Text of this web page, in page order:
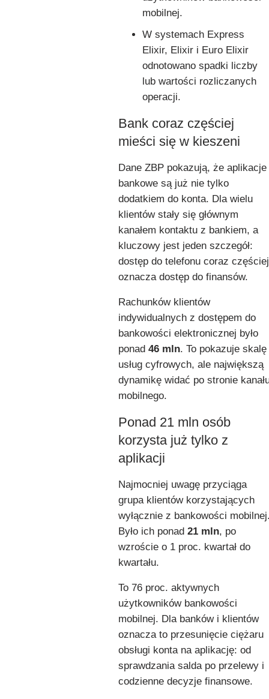
mobilnej.
W systemach Express
Elixir, Elixir i Euro Elixir
odnotowano spadki liczby
lub wartości rozliczanych
operacji.
Bank coraz częściej
mieści się w kieszeni
Dane ZBP pokazują, że aplikacje
bankowe są już nie tylko
dodatkiem do konta. Dla wielu
klientów stały się głównym
kanałem kontaktu z bankiem, a
kluczowy jest jeden szczegół:
dostęp do telefonu coraz częściej
oznacza dostęp do finansów.
Rachunków klientów
indywidualnych z dostępem do
bankowości elektronicznej było
ponad 46 mln. To pokazuje skalę
usług cyfrowych, ale największą
dynamikę widać po stronie
mobilnego.
Ponad 21 mln osób
korzysta już tylko z
aplikacji
Najmocniej uwagę przyciąga
grupa klientów korzystających
wyłącznie z bankowości
Było ich ponad 21 mln, po
wzroście o 1 proc. kwartał do
kwartału.
To 76 proc. aktywnych
użytkowników bankowości
mobilnej. Dla banków i klientów
oznacza to przesunięcie ciężaru
obsługi konta na aplikację: od
sprawdzania salda po przelewy i
codzienne decyzje finansowe.